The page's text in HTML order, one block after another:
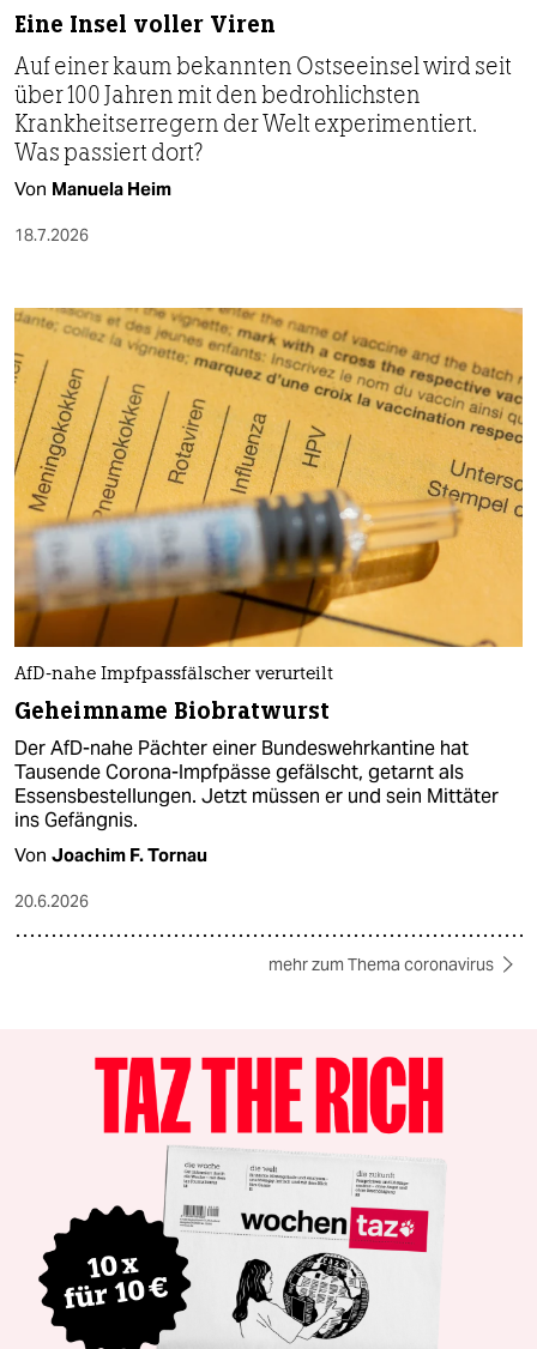
Eine Insel voller Viren
Auf einer kaum bekannten Ostseeinsel wird seit
über 100 Jahren mit den bedrohlichsten
Krankheitserregern der Welt experimentiert.
Was passiert dort?
Von Manuela Heim
18.7.2026
AfD-nahe Impfpassfälscher verurteilt
Geheimname Biobratwurst
Der AfD-nahe Pächter einer Bundeswehrkantine hat
Tausende Corona-Impfpässe gefälscht, getarnt als
Essensbestellungen. Jetzt müssen er und sein Mittäter
ins Gefängnis.
Von Joachim F. Tornau
20.6.2026
mehr zum Thema coronavirus